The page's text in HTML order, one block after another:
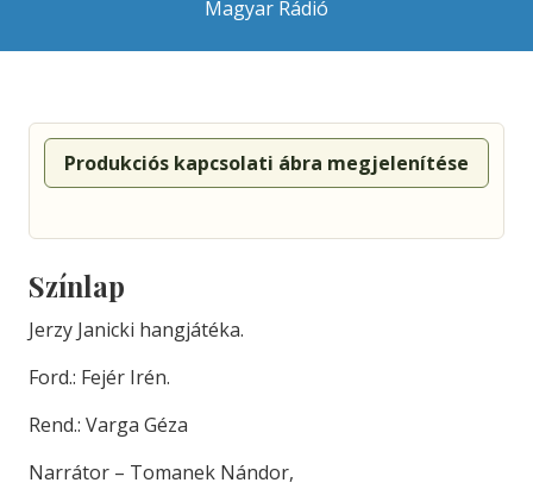
Magyar Rádió
Produkciós kapcsolati ábra megjelenítése
Színlap
Jerzy Janicki hangjátéka.
Ford.: Fejér Irén.
Rend.: Varga Géza
Narrátor – Tomanek Nándor,